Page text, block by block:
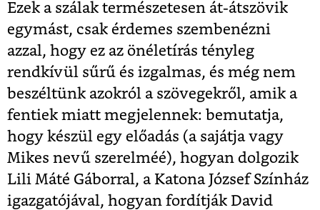
Ezek a szálak természetesen át-átszövik
egymást, csak érdemes szembenézni
azzal, hogy ez az önéletírás tényleg
rendkívül sűrű és izgalmas, és még nem
beszéltünk azokról a szövegekről, amik a
fentiek miatt megjelennek: bemutatja,
hogy készül egy előadás (a sajátja vagy
Mikes nevű szerelméé), hogyan dolgozik
Lili Máté Gáborral, a Katona József Színház
igazgatójával, hogyan fordítják David